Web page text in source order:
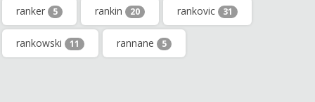
ranker 5 rankin 20 rankovic 31
rankowski 11 rannane 5